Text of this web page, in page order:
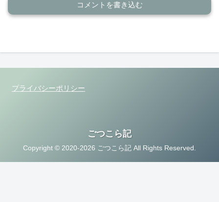
コメントを書き込む
プライバシーポリシー
ごつこら記
Copyright © 2020-2026 ごつこら記 All Rights Reserved.